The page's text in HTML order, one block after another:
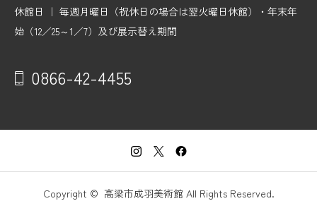
休館日 ｜ 毎週月曜日（祝休日の場合は翌火曜日休館）・年末年
始（12／25～1／7）及び展示替え期間
0866-42-4455
Copyright © 高梁市成羽美術館 All Rights Reserved.